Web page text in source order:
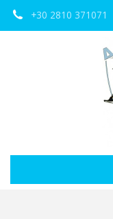
+30 2810 371071